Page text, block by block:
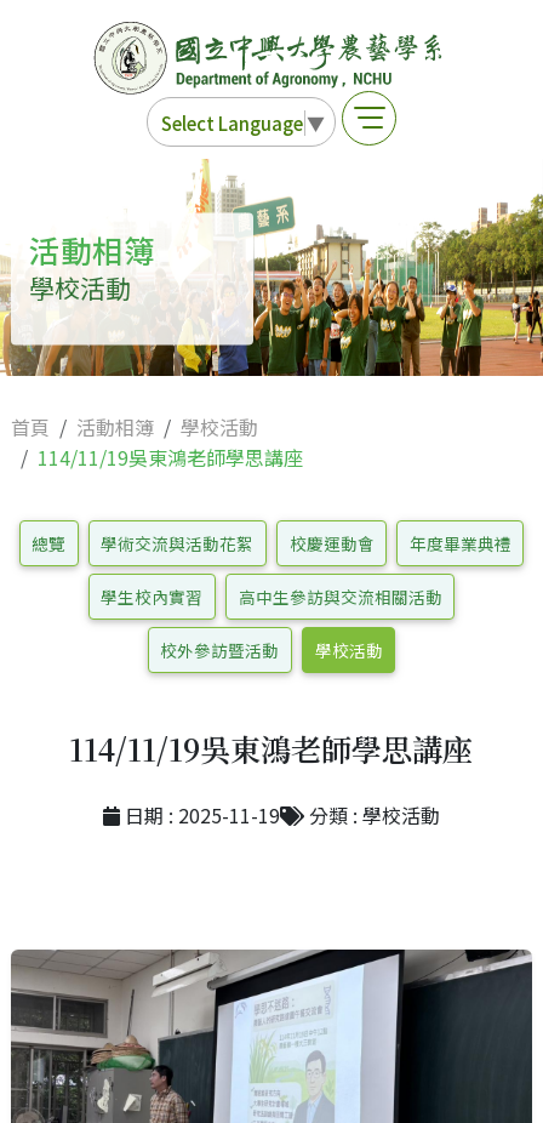
Select Language▼
活動相簿
學校活動
首頁 活動相簿
學校活動
114/11/19吳東鴻老師學思講座
總覽 學術交流與活動花絮 校慶運動會 年度畢業典禮
學生校內實習 高中生參訪與交流相關活動
校外參訪暨活動 學校活動
114/11/19吳東鴻老師學思講座
日期 : 2025-11-19 分類 : 學校活動